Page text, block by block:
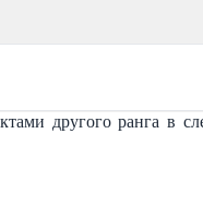
другого ранга в